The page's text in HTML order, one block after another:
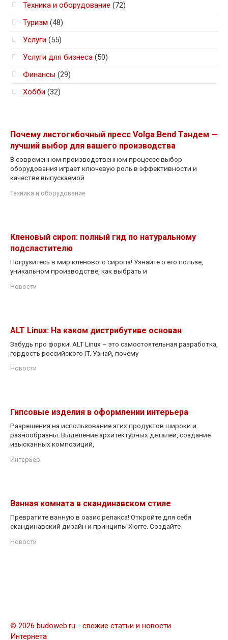
Техника и оборудование (72)
Туризм (48)
Услуги (55)
Услуги для бизнеса (50)
Финансы (29)
Хобби (32)
Почему листогибочный пресс Volga Bend Тандем —
лучший выбор для вашего производства
В современном производственном процессе выбор
оборудования играет ключевую роль в эффективности и
качестве выпускаемой
Техника и оборудование
Кленовый сироп: полный гид по натуральному
подсластителю
Погрузитесь в мир кленового сиропа! Узнайте о его пользе,
уникальном производстве, как выбрать и
Новости
ALT Linux: На каком дистрибутиве основан
Забудь про форки! ALT Linux – это самостоятельная разработка,
гордость российского IT. Узнай, почему
Новости
Гипсовые изделия в оформлении интерьера
Разрешения на использование этих продуктов широки и
разнообразны. Выделение архитектурных деталей, создание
изысканных композиций,
Интерьер
Ванная комната в скандинавском стиле
Превратите ванную в оазис релакса! Откройте для себя
скандинавский дизайн и принципы Хюгге. Создайте
Новости
© 2026 budoweb.ru - свежие статьи и новости
Интернета